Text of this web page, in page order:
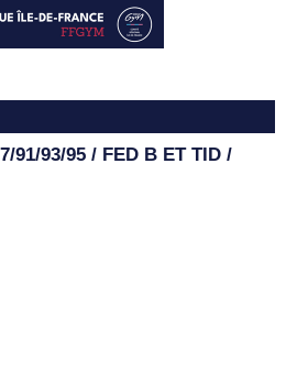
91/93/95 / FED B ET TID /